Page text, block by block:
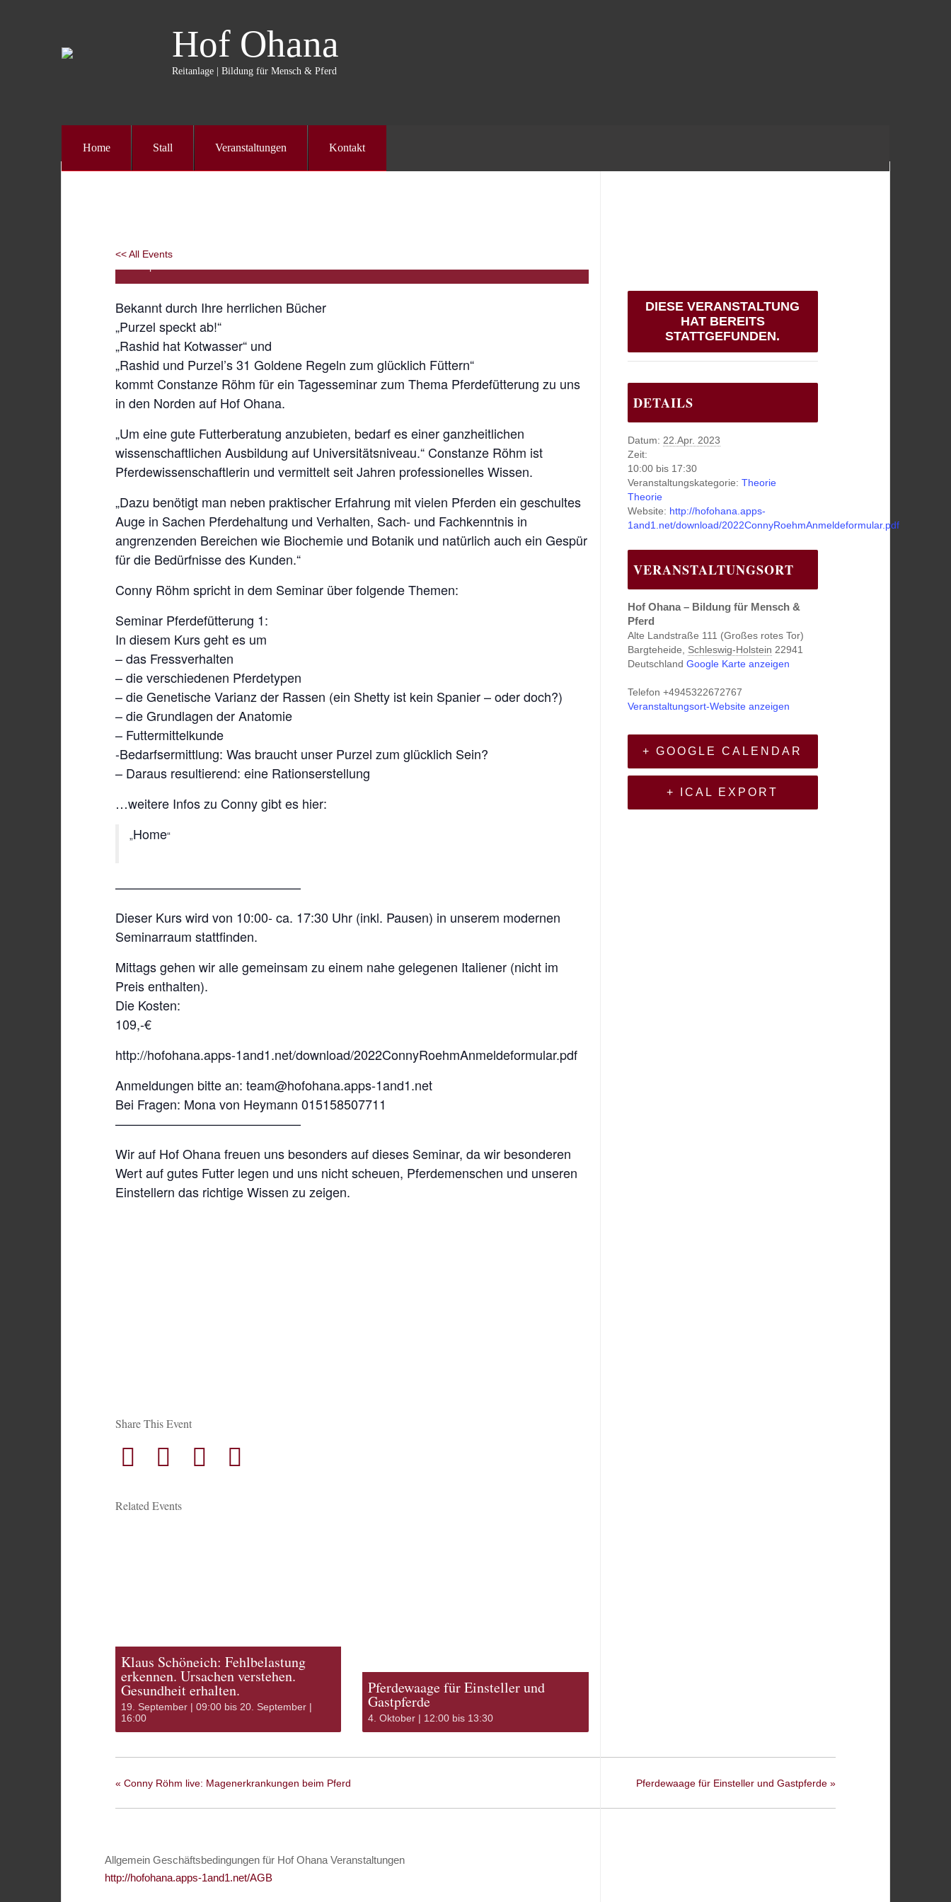
Hof Ohana
Reitanlage | Bildung für Mensch & Pferd
Home Stall Veranstaltungen Kontakt
<< All Events
Bekannt durch Ihre herrlichen Bücher
„Purzel speckt ab!“
„Rashid hat Kotwasser“ und
„Rashid und Purzel’s 31 Goldene Regeln zum glücklich Füttern“
kommt Constanze Röhm für ein Tagesseminar zum Thema Pferdefütterung zu uns
in den Norden auf Hof Ohana.
„Um eine gute Futterberatung anzubieten, bedarf es einer ganzheitlichen
wissenschaftlichen Ausbildung auf Universitätsniveau.“ Constanze Röhm ist
Pferdewissenschaftlerin und vermittelt seit Jahren professionelles Wissen.
„Dazu benötigt man neben praktischer Erfahrung mit vielen Pferden ein geschultes
Auge in Sachen Pferdehaltung und Verhalten, Sach- und Fachkenntnis in
angrenzenden Bereichen wie Biochemie und Botanik und natürlich auch ein Gespür
für die Bedürfnisse des Kunden.“
Conny Röhm spricht in dem Seminar über folgende Themen:
Seminar Pferdefütterung 1:
In diesem Kurs geht es um
– das Fressverhalten
– die verschiedenen Pferdetypen
– die Genetische Varianz der Rassen (ein Shetty ist kein Spanier – oder doch?)
– die Grundlagen der Anatomie
– Futtermittelkunde
-Bedarfsermittlung: Was braucht unser Purzel zum glücklich Sein?
– Daraus resultierend: eine Rationserstellung
…weitere Infos zu Conny gibt es hier:
Home
——————————————–
Dieser Kurs wird von 10:00- ca. 17:30 Uhr (inkl. Pausen) in unserem modernen
Seminarraum stattfinden.
Mittags gehen wir alle gemeinsam zu einem nahe gelegenen Italiener (nicht im
Preis enthalten).
Die Kosten:
109,-€
http://hofohana.apps-1and1.net/download/2022ConnyRoehmAnmeldeformular.pdf
Anmeldungen bitte an: team@hofohana.apps-1and1.net
Bei Fragen: Mona von Heymann 015158507711
——————————————–
Wir auf Hof Ohana freuen uns besonders auf dieses Seminar, da wir besonderen
Wert auf gutes Futter legen und uns nicht scheuen, Pferdemenschen und unseren
Einstellern das richtige Wissen zu zeigen.
Share This Event
DIESE VERANSTALTUNG
HAT BEREITS
STATTGEFUNDEN.
DETAILS
Datum: 22.Apr. 2023
Zeit:
10:00 bis 17:30
Veranstaltungskategorie: Theorie
Theorie
Website: http://hofohana.apps-
1and1.net/download/2022ConnyRoehmAnmeldeformular.pdf
VERANSTALTUNGSORT
Hof Ohana – Bildung für Mensch &
Pferd
Alte Landstraße 111 (Großes rotes Tor)
Bargteheide
Schleswig-Holstein 22941
Deutschland Google Karte anzeigen
Telefon +4945322672767
Veranstaltungsort-Website anzeigen
+ GOOGLE CALENDAR
+ ICAL EXPORT
Related Events
Klaus Schöneich: Fehlbelastung
erkennen. Ursachen verstehen.
Gesundheit erhalten.
19. September | 09:00 bis 20. September |
16:00
Pferdewaage für Einsteller und
Gastpferde
4. Oktober | 12:00 bis 13:30
« Conny Röhm live: Magenerkrankungen beim Pferd Pferdewaage für Einsteller und Gastpferde »
Allgemein Geschäftsbedingungen für Hof Ohana Veranstaltungen
http://hofohana.apps-1and1.net/AGB